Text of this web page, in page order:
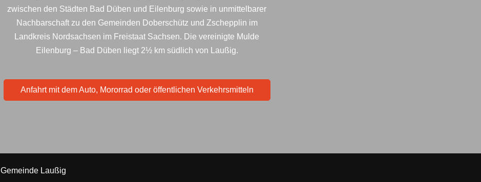
zwischen den Städten Bad Düben und Eilenburg sowie in unmittelbarer
Nachbarschaft zu den Gemeinden Doberschütz und Zschepplin im
Landkreis Nordsachsen im Freistaat Sachsen. Die vereinigte Mulde
Eilenburg – Bad Düben liegt 2½ km südlich von Laußig.
Anfahrt mit dem Auto, Mororrad oder öffentlichen Verkehrsmitteln
Gemeinde Laußig